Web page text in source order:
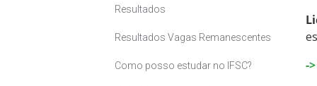
Resultados
Resultados Vagas Remanescentes
Como posso estudar no IFSC?
-